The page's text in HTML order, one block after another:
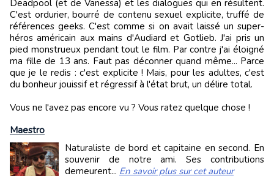
Deadpool (et de Vanessa) et les dialogues qui en résultent.
C'est ordurier, bourré de contenu sexuel explicite, truffé de
références geeks. C'est comme si on avait laissé un super-
héros américain aux mains d'Audiard et Gotlieb. J'ai pris un
pied monstrueux pendant tout le film. Par contre j'ai éloigné
ma fille de 13 ans. Faut pas déconner quand même... Parce
que je le redis : c'est explicite ! Mais, pour les adultes, c'est
du bonheur jouissif et régressif à l'état brut, un délire total.
Vous ne l'avez pas encore vu ? Vous ratez quelque chose !
Maestro
Naturaliste de bord et capitaine en second. En
souvenir de notre ami. Ses contributions
demeurent... En savoir plus sur cet auteur